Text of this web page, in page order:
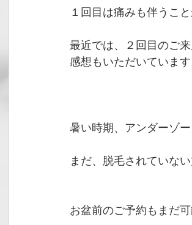
１回目は痛みも伴うこ
最近では、２回目のご
感想もいただいています
暑い時期、アンダーゾ
まだ、脱毛されていな
お盆前のご予約もまだ可